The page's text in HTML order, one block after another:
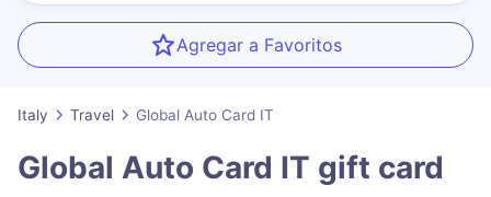
Agregar a Favoritos
Italy Travel Global Auto Card IT
Global Auto Card IT gift card